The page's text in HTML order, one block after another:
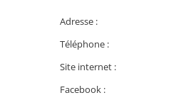
Adresse :
Téléphone :
Site internet :
Facebook :